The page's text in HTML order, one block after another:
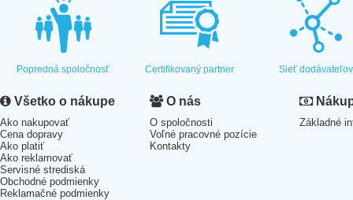
Popredná spoločnosť Certifikovaný partner Sieť dodávateľov
Všetko o nákupe
Ako nakupovať
Cena dopravy
Ako platiť
Ako reklamovať
Servisné strediská
Obchodné podmienky
Reklamačné podmienky
O nás
O spoločnosti
Voľné pracovné pozície
Kontakty
Základné